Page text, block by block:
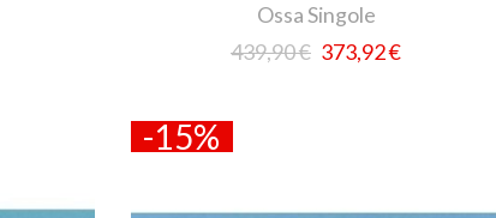
Ossa Singole
439,90 € 373,92 €
-15%